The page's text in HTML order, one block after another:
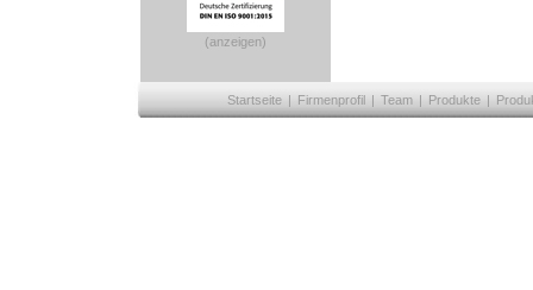
(anzeigen)
Startseite | Firmenprofil | Team | Produkte |